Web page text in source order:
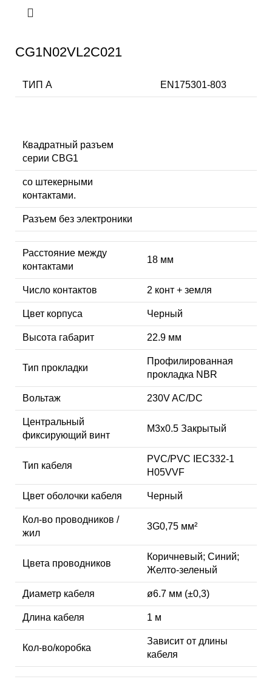
CG1N02VL2C021
ТИП А EN175301-803
Квадратный разъем
серии CBG1
со штекерными
контактами.
Разъем без электроники
Расстояние между
контактами
18 мм
Число контактов 2 конт + земля
Цвет корпуса Черный
Высота габарит 22.9 мм
Тип прокладки
Профилированная
прокладка NBR
Вольтаж 230V AC/DC
Центральный
фиксирующий винт
M3x0.5 Закрытый
Тип кабеля
PVC/PVC IEC332-1
H05VVF
Цвет оболочки кабеля Черный
Кол-во проводников /
жил
3G0,75 мм²
Цвета проводников
Коричневый; Синий;
Желто-зеленый
Диаметр кабеля ø6.7 мм (±0,3)
Длина кабеля 1 м
Кол-во/коробка
Зависит от длины
кабеля